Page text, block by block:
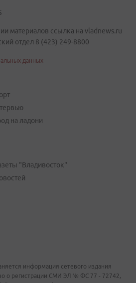
материалов ссылка на vladnews.ru
отдел 8 (423) 249-8800
данных
на ладони
"Владивосток"
информация сетевого издания
о регистрации СМИ ЭЛ № ФС 77 - 72742,